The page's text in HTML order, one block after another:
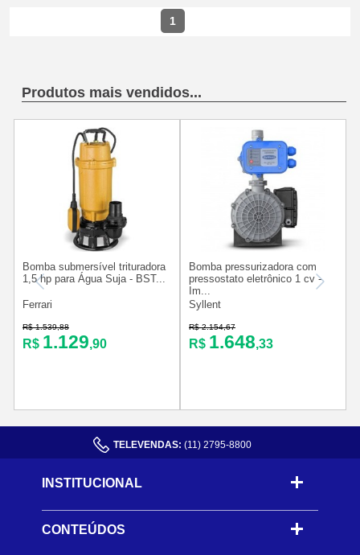
1
Produtos mais vendidos...
Bomba submersível trituradora
1,5 hp para Água Suja - BST...
Ferrari
R$ 1.539,88
R$ 1.129,90
Bomba pressurizadora com
pressostato eletrônico 1 cv -
Im...
Syllent
R$ 2.154,67
R$ 1.648,33
TELEVENDAS: (11) 2795-8800
INSTITUCIONAL
CONTEÚDOS -